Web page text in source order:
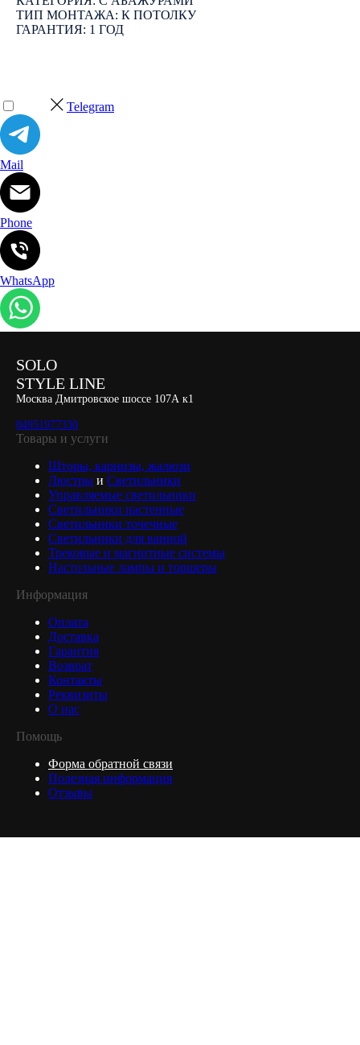
ТИП МОНТАЖА: К ПОТОЛКУ
ГАРАНТИЯ: 1 ГОД
Telegram
Mail
Phone
WhatsApp
SOLO
STYLE LINE
Москва Дмитровское шоссе 107А к1
84951977330
Товары и услуги
Шторы, карнизы, жалюзи
Люстры и Светильники
Управляемые светильники
Светильники настенные
Светильники точечные
Светильники для ванной
Трековые и магнитные системы
Настольные лампы и торшеры
Информация
Оплата
Доставка
Гарантия
Возврат
Контакты
Реквизиты
О нас
Помощь
Форма обратной связи
Полезная информация
Отзывы